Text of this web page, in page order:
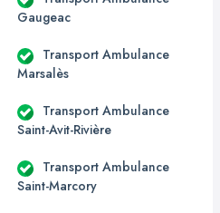
Gaugeac
Transport Ambulance
Marsalès
Transport Ambulance
Saint-Avit-Rivière
Transport Ambulance
Saint-Marcory